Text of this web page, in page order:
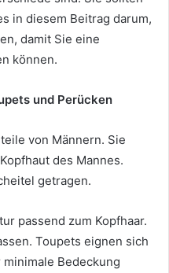
in diesem Beitrag darum,
damit Sie eine
können.
und Perücken
von Männern. Sie
des Mannes.
getragen.
passend zum Kopfhaar.
Toupets eignen sich
Bedeckung